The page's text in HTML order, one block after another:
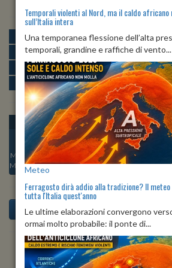
MATTINA min:17º max:
POMERIGGIO min:25º max:26º
SERA min:19º max:
NOTTE min: 17º max:
OGGI
Min:
20°C
Max:28°C
LUN 10
Min:
Max:27°C
MAR 11
Min:19°C
Max:28°C
MER 12
Min:
20°C
Max:27°C Max:
Previsioni del Tempo a Aquilonia tra
Temporali violenti al Nord, ma il caldo
sull’Italia intera
Una temporanea flessione dell’alta
temporali, grandine e raffiche di vento...
Meteo
Ferragosto dirà addio alla tradizione? Il
tutta l'Italia quest'anno
Le ultime elaborazioni convergono
ormai molto probabile: il ponte di...